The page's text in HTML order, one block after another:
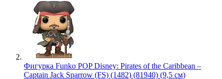
Фигурка Funko POP Disney: Pirates of the Caribbean –
Captain Jack Sparrow (FS) (1482) (81940) (9,5 см)